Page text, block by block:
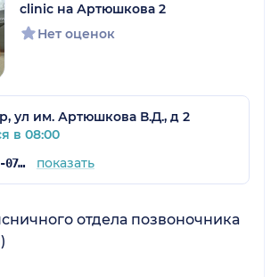
clinic на Артюшкова 2
Нет оценок
ул им. Артюшкова В.Д., д 2
в 08:00
+7 (861) 256-07-34 показать
отдела позвоночника